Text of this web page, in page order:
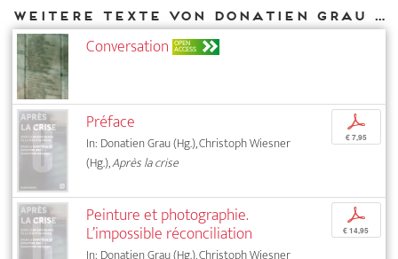
Weitere Texte von Donatien Grau bei DIAPHANES
Conversation OPEN
ACCESS
Préface
In: Donatien Grau (Hg.), Christoph Wiesner
(Hg.),Après la crise
p
€ 7,95
Peinture et photographie.
L’impossible réconciliation
p
€ 14,95